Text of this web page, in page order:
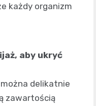
każdy organizm
aby ukryć
delikatnie
zawartością